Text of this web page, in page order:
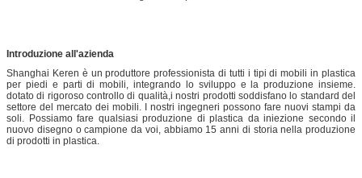
Introduzione all'azienda
Shanghai Keren è un produttore professionista di tutti i tipi di mobili in plastica
per piedi e parti di mobili, integrando lo sviluppo e la produzione insieme.
dotato di rigoroso controllo di qualità,i nostri prodotti soddisfano lo standard del
settore del mercato dei mobili. I nostri ingegneri possono fare nuovi stampi da
soli. Possiamo fare qualsiasi produzione di plastica da iniezione secondo il
nuovo disegno o campione da voi, abbiamo 15 anni di storia nella produzione
di prodotti in plastica.